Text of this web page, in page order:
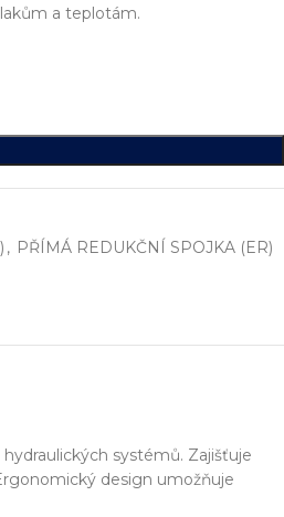
strojů, hydraulických celků a
a teplotám.
, PŘÍMÁ REDUKČNÍ SPOJKA (ER)
systémů. Zajišťuje
design umožňuje